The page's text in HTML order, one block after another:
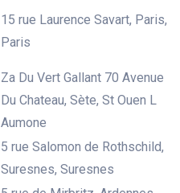
15 rue Laurence Savart, Paris,
Paris
Za Du Vert Gallant 70 Avenue
Du Chateau, Sète, St Ouen L
Aumone
5 rue Salomon de Rothschild,
Suresnes, Suresnes